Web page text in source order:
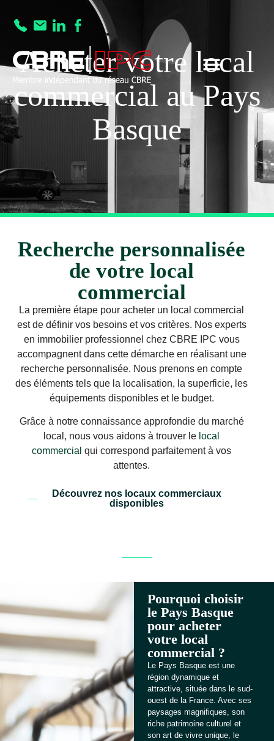
Acheter votre local
commercial au Pays
Basque
Recherche personnalisée
de votre local
commercial
La première étape pour acheter un local commercial
est de définir vos besoins et vos critères. Nos experts
en immobilier professionnel chez CBRE IPC vous
accompagnent dans cette démarche en réalisant une
recherche personnalisée. Nous prenons en compte
des éléments tels que la localisation, la superficie, les
équipements disponibles et le budget.
Grâce à notre connaissance approfondie du marché
local, nous vous aidons à trouver le local
commercial qui correspond parfaitement à vos
attentes.
Découvrez nos locaux commerciaux
disponibles
Pourquoi choisir
le Pays Basque
pour acheter
votre local
commercial ?
Le Pays Basque est une
région dynamique et
attractive, située dans le sud-
ouest de la France. Avec ses
paysages magnifiques, son
riche patrimoine culturel et
son art de vivre unique, le